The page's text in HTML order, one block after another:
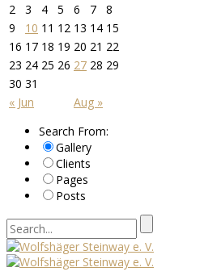
« Jun Aug »
2
3 4 5 6 7
8
9
10 11 12 13 14 15
16 17 18 19 20 21 22
23 24 25 26 27 28 29
30 31
Search From:
Gallery
Clients
Pages
Posts